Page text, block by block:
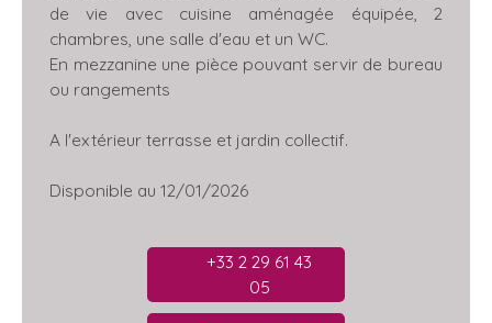
de vie avec cuisine aménagée équipée, 2
chambres, une salle d'eau et un WC.
En mezzanine une pièce pouvant servir de bureau
ou rangements
A l'extérieur terrasse et jardin collectif.
Disponible au 12/01/2026
+33 2 29 61 43
05